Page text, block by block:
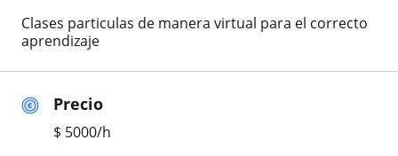
Precio
$ 5000/h
Clases particulas de manera virtual para el correcto
aprendizaje